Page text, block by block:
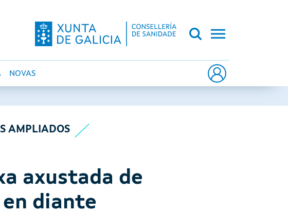
DE GALICIA
NOVAS
AMPLIADOS
axustada de
diante